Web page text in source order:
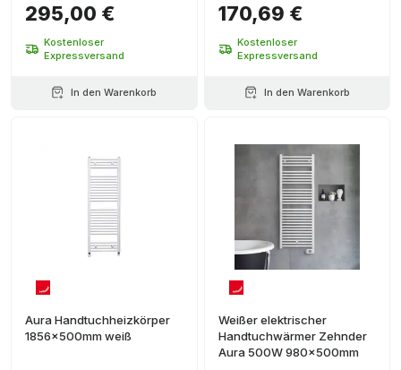
295,00 €
Kostenloser
Expressversand
In den Warenkorb
170,69 €
Kostenloser
Expressversand
In den Warenkorb
Aura Handtuchheizkörper
1856x500mm weiß
Weißer elektrischer
Handtuchwärmer Zehnder
Aura 500W 980x500mm